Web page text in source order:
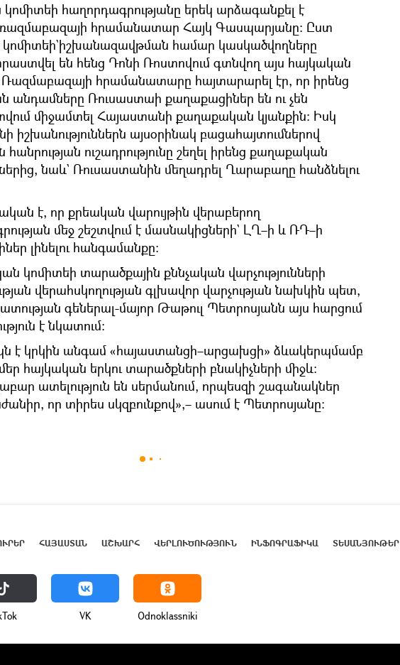
հաղորդագրությանը երեկ արձագանքել է
հրամանատար Հայկ Գասպարյանը։ Ըստ
կոմիտեի`իշխանազավթման համար կասկածվողները
են հենց Դոնի Ռոստովում գտնվող այս հայկական
Ռազմաբազայի հրամանատարը հայտարարել էր, որ իրենց
անդամները Ռուսաստաի քաղաքացիներ են ու չեն
միջամտել Հայաստանի քաղաքական կյանքին։ Իսկ
իշխանություններն այսօրինակ բացահայտումներով
հանրության ուշադրությունը շեղել իրենց քաղաքական
նաև` Ռուսաստանին մեղադրել Ղարաբաղը հանձնելու
է, որ քրեական վարույթին վերաբերող
մեջ շեշտվում է մասնակիցների` ԼՂ–ի և ՌԴ–ի
լինելու հանգամանքը։
կոմիտեի տարածքային քննչական վարչությունների
վերահսկողության գլխավոր վարչության նախկին պետ,
գեներալ-մայոր Թաթուլ Պետրոսյանն այս հարցում
է նկատում։
է կրկին անգամ «հայաստանցի–արցախցի» ձևակերպմամբ
հայկական երկու տարածքների բնակիչների միջև։
ատելություն են սերմանում, որպեսզի շագանակներ
որ տիրես սկզբունքով»,– ասում է Պետրոսյանը։
ՀԱՅԱՍՏԱՆ ԱՇԽԱՐՀ ՎԵՐԼՈՒԾՈՒԹՅՈՒՆ ԻՆՖՈԳՐԱՖԻԿԱ ՏԵՍԱՆՅՈՒԹԵՐ
VK Odnoklassniki